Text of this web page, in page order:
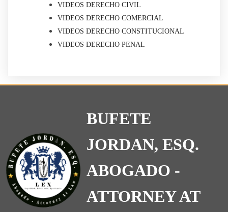
VIDEOS DERECHO CIVIL
VIDEOS DERECHO COMERCIAL
VIDEOS DERECHO CONSTITUCIONAL
VIDEOS DERECHO PENAL
BUFETE
JORDAN, ESQ.
ABOGADO -
ATTORNEY AT